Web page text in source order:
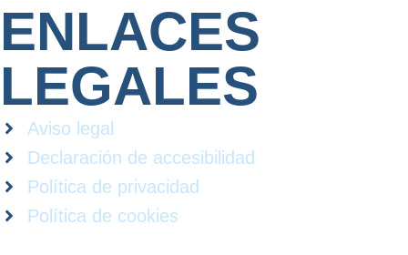
ENLACES
LEGALES
Aviso legal
Declaración de accesibilidad
Política de privacidad
Política de cookies